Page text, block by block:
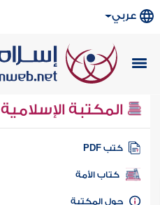
عربي
المكتبة الإسلامية
كتب PDF
كتاب الأمة